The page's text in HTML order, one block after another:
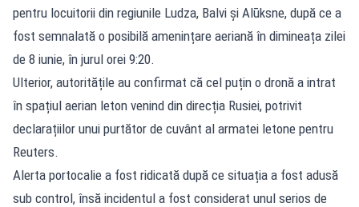
pentru locuitorii din regiunile Ludza, Balvi și Alūksne, după ce a
fost semnalată o posibilă amenințare aeriană în dimineața zilei
de 8 iunie, în jurul orei 9:20.
Ulterior, autoritățile au confirmat că cel puțin o dronă a intrat
în spațiul aerian leton venind din direcția Rusiei, potrivit
declarațiilor unui purtător de cuvânt al armatei letone pentru
Reuters.
Alerta portocalie a fost ridicată după ce situația a fost adusă
sub control, însă incidentul a fost considerat unul serios de